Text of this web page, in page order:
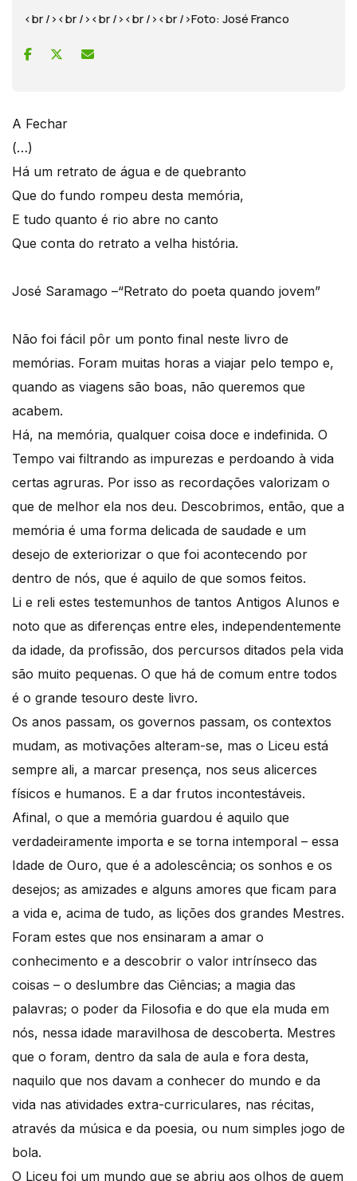
<br /><br /><br /><br /><br />Foto: José Franco
A Fechar
(…)
Há um retrato de água e de quebranto
Que do fundo rompeu desta memória,
E tudo quanto é rio abre no canto
Que conta do retrato a velha história.
José Saramago –“Retrato do poeta quando jovem”
Não foi fácil pôr um ponto final neste livro de
memórias. Foram muitas horas a viajar pelo tempo e,
quando as viagens são boas, não queremos que
acabem.
Há, na memória, qualquer coisa doce e indefinida. O
Tempo vai filtrando as impurezas e perdoando à vida
certas agruras. Por isso as recordações valorizam o
que de melhor ela nos deu. Descobrimos, então, que a
memória é uma forma delicada de saudade e um
desejo de exteriorizar o que foi acontecendo por
dentro de nós, que é aquilo de que somos feitos.
Li e reli estes testemunhos de tantos Antigos Alunos e
noto que as diferenças entre eles, independentemente
da idade, da profissão, dos percursos ditados pela vida
são muito pequenas. O que há de comum entre todos
é o grande tesouro deste livro.
Os anos passam, os governos passam, os contextos
mudam, as motivações alteram-se, mas o Liceu está
sempre ali, a marcar presença, nos seus alicerces
físicos e humanos. E a dar frutos incontestáveis.
Afinal, o que a memória guardou é aquilo que
verdadeiramente importa e se torna intemporal – essa
Idade de Ouro, que é a adolescência; os sonhos e os
desejos; as amizades e alguns amores que ficam para
a vida e, acima de tudo, as lições dos grandes Mestres.
Foram estes que nos ensinaram a amar o
conhecimento e a descobrir o valor intrínseco das
coisas – o deslumbre das Ciências; a magia das
palavras; o poder da Filosofia e do que ela muda em
nós, nessa idade maravilhosa de descoberta. Mestres
que o foram, dentro da sala de aula e fora desta,
naquilo que nos davam a conhecer do mundo e da
vida nas atividades extra-curriculares, nas récitas,
através da música e da poesia, ou num simples jogo de
bola.
O Liceu foi um mundo que se abriu aos olhos de quem